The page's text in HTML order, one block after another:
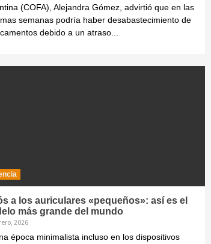
(COFA), Alejandra Gómez, advirtió que en las
semanas podría haber desabastecimiento de
debido a un atraso...
a los auriculares «pequeños»: así es el
más grande del mundo
2026
época minimalista incluso en los dispositivos